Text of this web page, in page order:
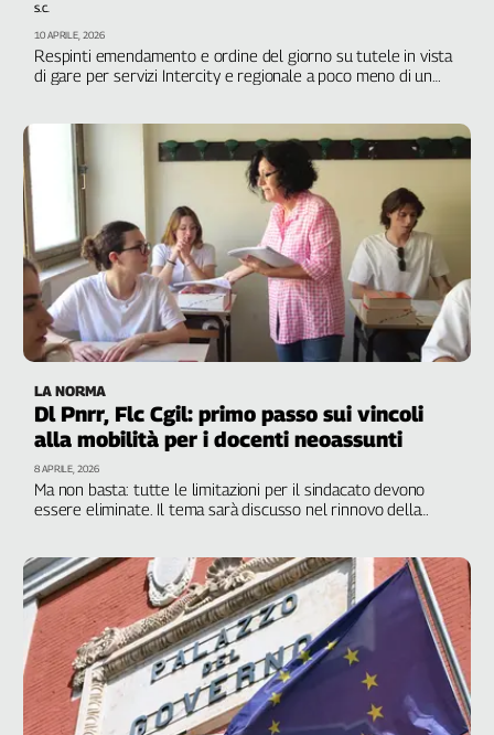
Respinti emendamento e ordine del giorno su tutele in vista
di gare per servizi Intercity e regionale a poco meno di un
S.C.
10 APRILE, 2026
LA NORMA
Dl Pnrr, Flc Cgil: primo passo sui vincoli
alla mobilità per i docenti neoassunti
Ma non basta: tutte le limitazioni per il sindacato devono
essere eliminate. Il tema sarà discusso nel rinnovo della
8 APRILE, 2026